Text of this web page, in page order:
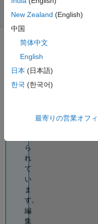
日
間)
情
報
こ
の
ら
れ
て
い
ま
す。
編
集
New Zealand (English)
中国
简体中文
English
日本 (日本語)
한국 (한국어)
最寄りの営業オフ